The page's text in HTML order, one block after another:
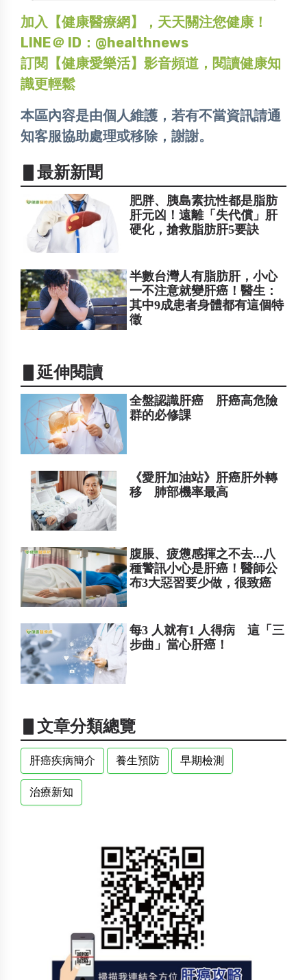
加入【健康醫療網】，天天關注您健康！
LINE＠ ID：@healthnews
訂閱【健康愛樂活】影音頻道，閱讀健康知
識更輕鬆
本區內容是由個人維護，若有不當資訊請通
知客服協助處理或移除，謝謝。
▋最新新聞
肥胖、胰島素抗性都是脂肪
肝元凶！遠離「失代償」肝
硬化，搶救脂肪肝5要訣
半數台灣人有脂肪肝，小心
一不注意就變肝癌！醫生：
其中9成患者身體都有這個特
徵
▋延伸閱讀
全盤認識肝癌 肝癌高危險
群的必修課
《愛肝加油站》肝癌肝外轉
移 肺部機率最高
腹脹、疲憊感揮之不去...八
種警訊小心是肝癌！醫師公
布3大惡習要少做，很致癌
每3 人就有1 人得病 這「三
步曲」當心肝癌！
▋文章分類總覽
肝癌疾病簡介 養生預防 早期檢測
治療新知